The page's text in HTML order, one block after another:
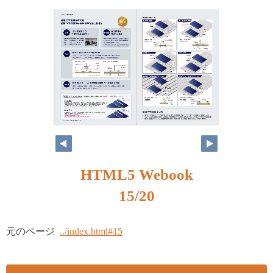
HTML5 Webook
15/20
元のページ ../index.html#15